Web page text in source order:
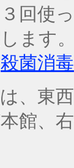
回使
ます。
殺菌消毒
、東
館、